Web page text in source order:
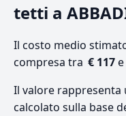
tetti a
Il costo medio
compresa tra € 117e
Il valore
calcolato sulla base